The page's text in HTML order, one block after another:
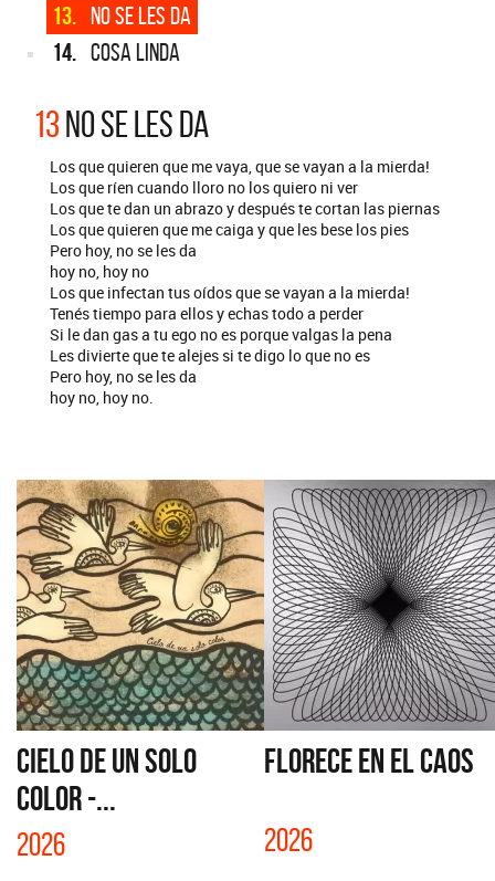
13. NO SE LES DA
14. COSA LINDA
13NO SE LES DA
Los que quieren que me vaya, que se vayan a la mierda!
Los que ríen cuando lloro no los quiero ni ver
Los que te dan un abrazo y después te cortan las piernas
Los que quieren que me caiga y que les bese los pies
Pero hoy, no se les da
hoy no, hoy no
Los que infectan tus oídos que se vayan a la mierda!
Tenés tiempo para ellos y echas todo a perder
Si le dan gas a tu ego no es porque valgas la pena
Les divierte que te alejes si te digo lo que no es
Pero hoy, no se les da
hoy no, hoy no.
CIELO DE UN SOLO
COLOR -...
2026
FLORECE EN EL CAOS
2026